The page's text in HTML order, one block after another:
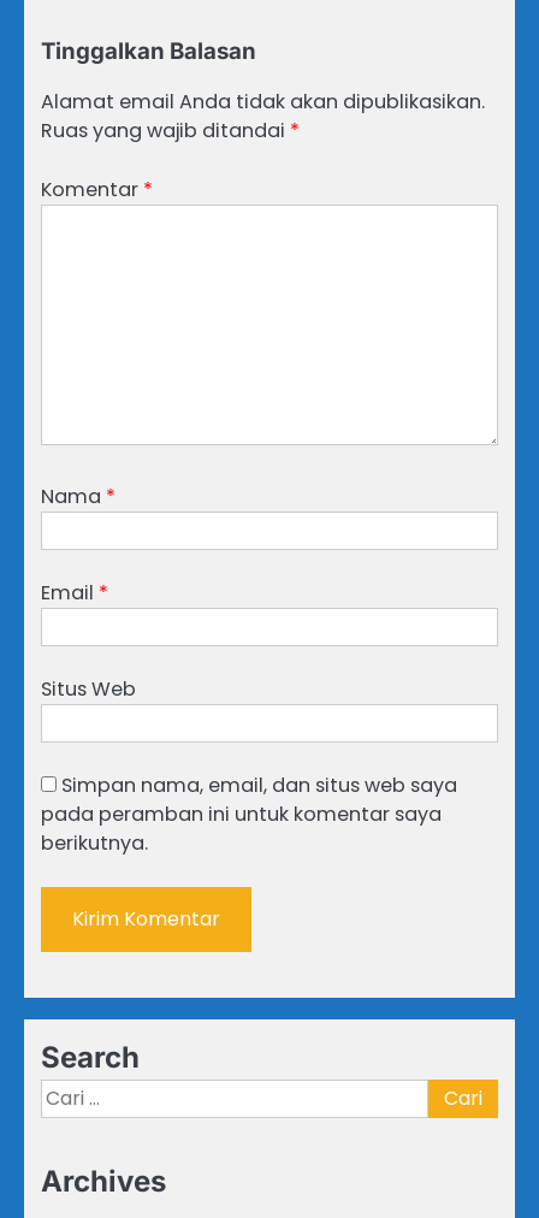
Tinggalkan Balasan
Alamat email Anda tidak akan dipublikasikan.
Ruas yang wajib ditandai *
Komentar *
Nama *
Email *
Situs Web
Simpan nama, email, dan situs web saya
pada peramban ini untuk komentar saya
berikutnya.
Search
Cari
untuk:
Archives